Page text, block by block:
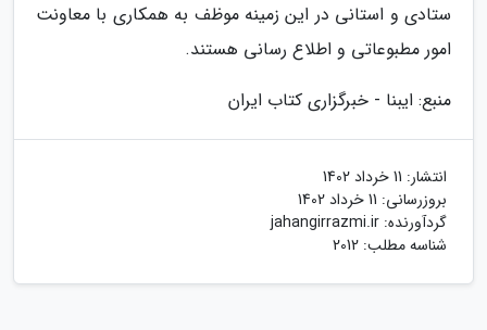
ستادی و استانی در این زمینه موظف به همکاری با معاونت
امور مطبوعاتی و اطلاع­ رسانی هستند.
منبع: ایبنا - خبرگزاری کتاب ایران
انتشار: 11 خرداد 1402
بروزرسانی: 11 خرداد 1402
گردآورنده: jahangirrazmi.ir
شناسه مطلب: 2012